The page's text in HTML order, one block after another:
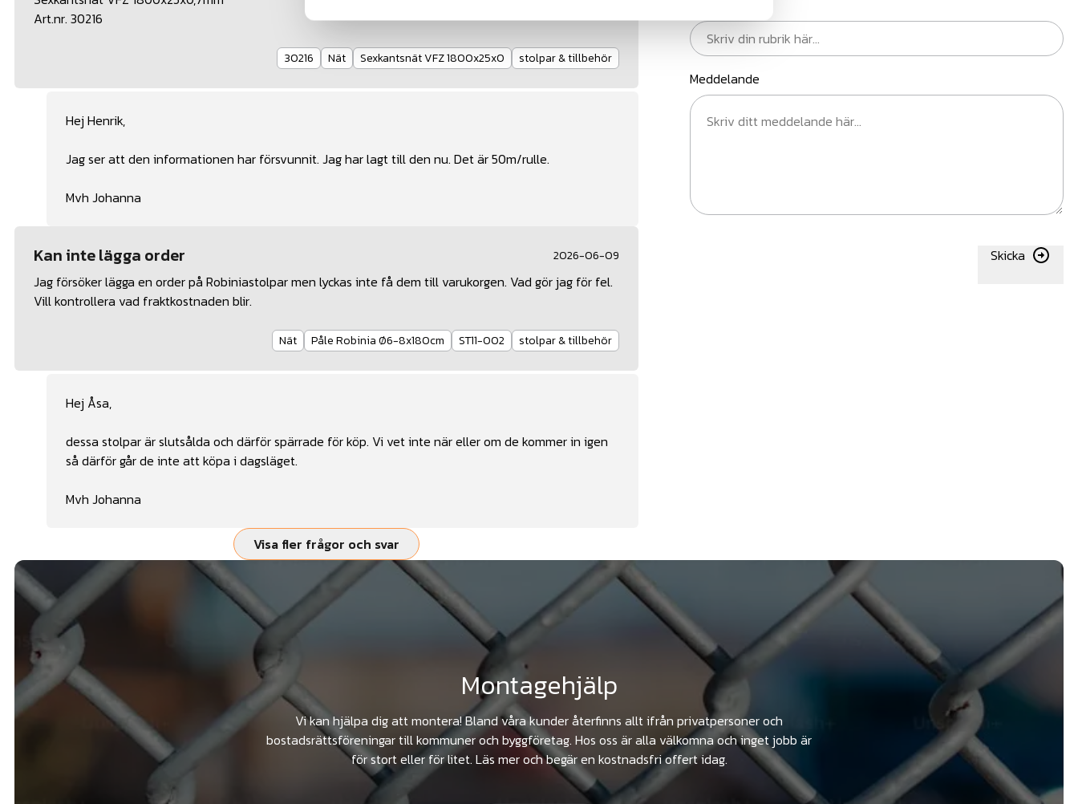
Art.nr. 30216
30216 Nät Sexkantsnät VFZ 1800x25x0 stolpar & tillbehör
Hej Henrik,
Jag ser att den informationen har försvunnit. Jag har lagt till den nu. Det är 50m/rulle.
Mvh Johanna
2026-06-09
Kan inte lägga order
Jag försöker lägga en order på Robiniastolpar men lyckas inte få dem till varukorgen. Vad gör jag för fel.
Vill kontrollera vad fraktkostnaden blir.
Nät Påle Robinia Ø6-8x180cm ST11-002 stolpar & tillbehör
Hej Åsa,
dessa stolpar är slutsålda och därför spärrade för köp. Vi vet inte när eller om de kommer in igen
så därför går de inte att köpa i dagsläget.
Mvh Johanna
Visa fler frågor och svar
Meddelande
Skicka
Montagehjälp
Vi kan hjälpa dig att montera! Bland våra kunder återfinns allt ifrån privatpersoner och
bostadsrättsföreningar till kommuner och byggföretag. Hos oss är alla välkomna och inget jobb är
för stort eller för litet. Läs mer och begär en kostnadsfri offert idag.